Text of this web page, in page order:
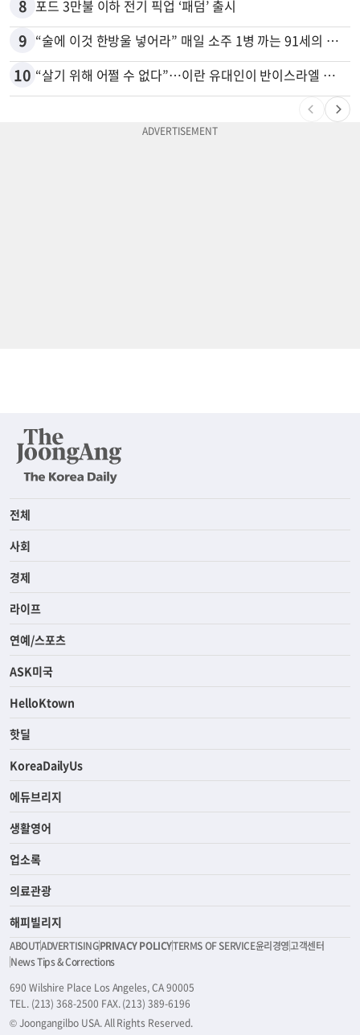
8 포드 3만불 이하 전기 픽업 ‘패덤’ 출시
9 “술에 이것 한방울 넣어라” 매일 소주 1병 까는 91세의 철칙
10 “살기 위해 어쩔 수 없다”…이란 유대인이 반이스라엘 외치는 까닭
전체
사회
경제
라이프
연예/스포츠
ASK미국
HelloKtown
핫딜
KoreaDailyUs
에듀브리지
생활영어
업소록
의료관광
해피빌리지
ABOUTADVERTISINGPRIVACY POLICYTERMS OF SERVICE윤리경영고객센터
News Tips & Corrections
690 Wilshire Place Los Angeles, CA 90005
TEL. (213) 368-2500 FAX. (213) 389-6196
© Joongangilbo USA. All Rights Reserved.